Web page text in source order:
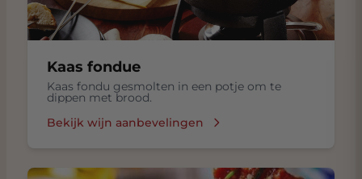
Kaas fondue
Kaas fondu gesmolten in een potje om te
dippen met brood.
Bekijk wijn aanbevelingen